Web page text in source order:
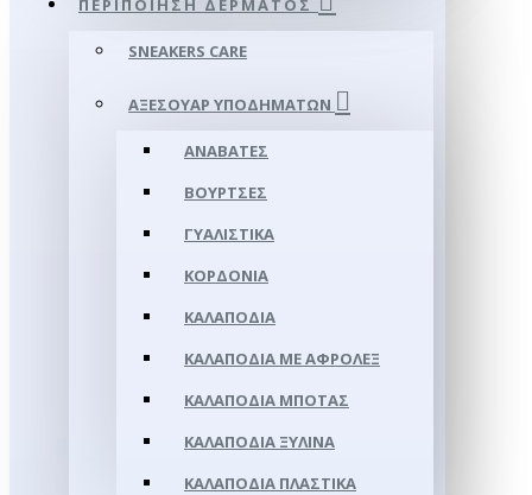
ΠΕΡΙΠΟΊΗΣΗ ΔΈΡΜΑΤΟΣ
SNEAKERS CARE
ΑΞΕΣΟΥΑΡ ΥΠΟΔΗΜΆΤΩΝ
ΑΝΑΒΆΤΕΣ
ΒΟΎΡΤΣΕΣ
ΓΥΑΛΙΣΤΙΚΆ
ΚΟΡΔΌΝΙΑ
ΚΑΛΑΠΌΔΙΑ
ΚΑΛΑΠΌΔΙΑ ΜΕ ΑΦΡΟΛΕΞ
ΚΑΛΑΠΌΔΙΑ ΜΠΌΤΑΣ
ΚΑΛΑΠΌΔΙΑ ΞΎΛΙΝΑ
ΚΑΛΑΠΌΔΙΑ ΠΛΑΣΤΙΚΆ